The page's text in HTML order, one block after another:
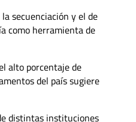
secuenciación y el de
como herramienta de
alto porcentaje de
del país sugiere
distintas instituciones